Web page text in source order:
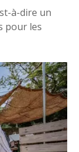
à-dire un
pour les